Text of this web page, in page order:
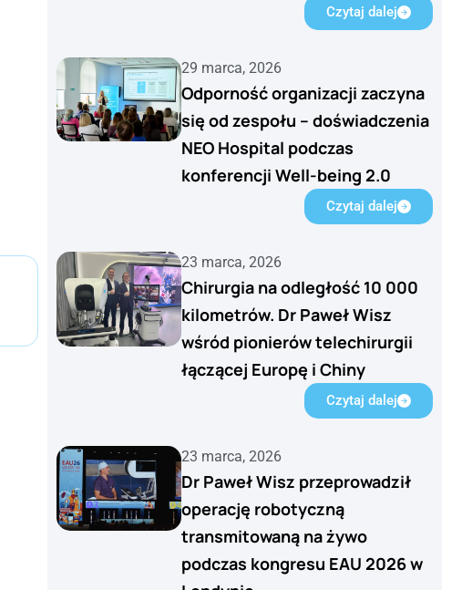
Czytaj dalej
29 marca, 2026
Odporność organizacji zaczyna
się od zespołu – doświadczenia
NEO Hospital podczas
konferencji Well-being 2.0
Czytaj dalej
23 marca, 2026
Chirurgia na odległość 10 000
kilometrów. Dr Paweł Wisz
wśród pionierów telechirurgii
łączącej Europę i Chiny
Czytaj dalej
23 marca, 2026
Dr Paweł Wisz przeprowadził
operację robotyczną
transmitowaną na żywo
podczas kongresu EAU 2026 w